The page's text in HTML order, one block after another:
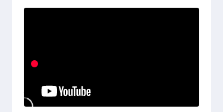
経験OK／リブマックスグループ